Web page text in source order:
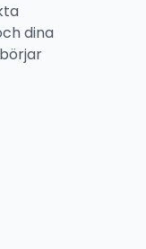
dina